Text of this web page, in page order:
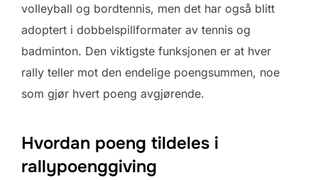
volleyball og bordtennis, men det har også blitt
adoptert i dobbelspillformater av tennis og
badminton. Den viktigste funksjonen er at hver
rally teller mot den endelige poengsummen, noe
som gjør hvert poeng avgjørende.
Hvordan poeng tildeles i
rallypoenggiving